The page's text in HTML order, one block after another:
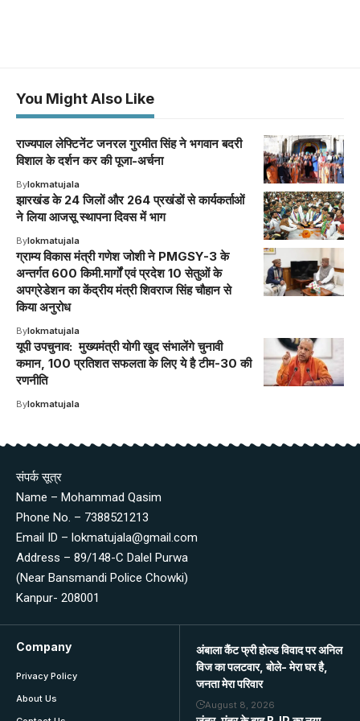
You Might Also Like
राज्यपाल लेफ्टिनेंट जनरल गुरमीत सिंह ने भगवान बदरी
विशाल के दर्शन कर की पूजा-अर्चना
Bylokmatujala
झारखंड के 24 जिलों और 264 प्रखंडों से कार्यकर्ताओं
ने लिया आजसू स्थापना दिवस में भाग
Bylokmatujala
ग्राम्य विकास मंत्री गणेश जोशी ने PMGSY-3 के
अन्तर्गत 600 किमी.मार्गों एवं प्रदेश 10 सेतुओं के
अपग्रेडेशन का केंद्रीय मंत्री शिवराज सिंह चौहान से
किया अनुरोध
Bylokmatujala
यूपी उपचुनाव: मुख्यमंत्री योगी खुद संभालेंगे चुनावी
कमान, 100 प्रतिशत सफलता के लिए ये है टीम-30 की
रणनीति
Bylokmatujala
संपर्क सूत्र
Name – Mohammad Qasim
Phone No. – 7388521213
Email ID – lokmatujala@gmail.com
Address – 89/148-C Dalel Purwa
(Near Bansmandi Police Chowki)
Kanpur- 208001
Company
Privacy Policy
About Us
अंबाला कैंट फ्री होल्ड विवाद पर अनिल
विज का पलटवार, बोले- मेरा घर है,
जनता मेरा परिवार
August 8, 2026